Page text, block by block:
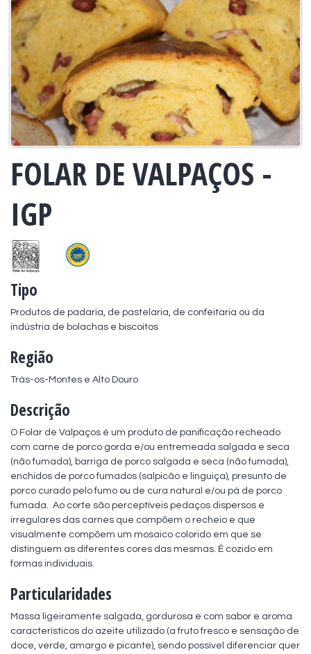
FOLAR DE VALPAÇOS -
IGP
Tipo
Produtos de padaria, de pastelaria, de confeitaria ou da
indústria de bolachas e biscoitos
Região
Trás-os-Montes e Alto Douro
Descrição
O Folar de Valpaços é um produto de panificação recheado
com carne de porco gorda e/ou entremeada salgada e seca
(não fumada), barriga de porco salgada e seca (não fumada),
enchidos de porco fumados (salpicão e linguiça), presunto de
porco curado pelo fumo ou de cura natural e/ou pá de porco
fumada.  Ao corte são perceptíveis pedaços dispersos e
irregulares das carnes que compõem o recheio e que
visualmente compõem um mosaico colorido em que se
distinguem as diferentes cores das mesmas. É cozido em
formas individuais.
Particularidades
Massa ligeiramente salgada, gordurosa e com sabor e aroma
característicos do azeite utilizado (a fruto fresco e sensação de
doce, verde, amargo e picante), sendo possível diferenciar quer